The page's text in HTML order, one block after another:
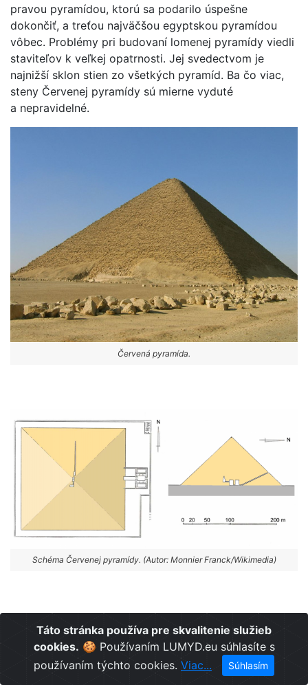
pravou pyramídou, ktorú sa podarilo úspešne
dokončiť, a treťou najväčšou egyptskou pyramídou
vôbec. Problémy pri budovaní lomenej pyramídy viedli
staviteľov k veľkej opatrnosti. Jej svedectvom je
najnižší sklon stien zo všetkých pyramíd. Ba čo viac,
steny Červenej pyramídy sú mierne vyduté
a nepravidelné.
Červená pyramída.
Schéma Červenej pyramídy. (Autor: Monnier Franck/Wikimedia)
Najslávnejšie egyptské pyramídy v Gíze postavili ešte
pred začiatkom druhej polovice 3. tisícročia pred n. l.
Niekedy sa konštatuje, že panovníci starovekého
Egypta neskôr nemali dostatočnú moc a Egyptská
Táto stránka používa pre skvalitenie služieb
cookies. 🍪 Používaním LUMYD.eu súhlasíte s
používaním týchto cookies. Viac... Súhlasím